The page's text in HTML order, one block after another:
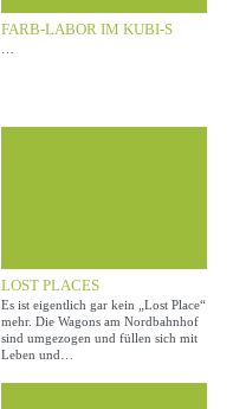
FARB-LABOR IM KUBI-S
LOST PLACES
Es ist eigentlich gar kein „Lost Place“
mehr. Die Wagons am Nordbahnhof
sind umgezogen und füllen sich mit
Leben und…